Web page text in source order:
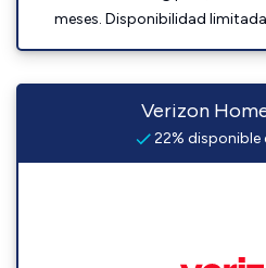
meses. Disponibilidad
Verizon
22% disponible